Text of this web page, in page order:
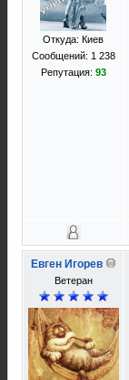
Откуда: Киев
Сообщений: 1 238
Репутация: 93
Евген Игорев
Ветеран